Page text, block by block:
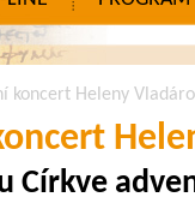
koncert Heleny
Církve